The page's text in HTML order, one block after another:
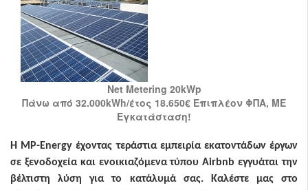
Net Metering 20kWp
Πάνω από 32.000kWh/έτος 18.650€ Επιπλέον ΦΠΑ, ΜΕ
Εγκατάσταση!
Η MP-Energy έχοντας τεράστια εμπειρία εκατοντάδων έργων
σε ξενοδοχεία και ενοικιαζόμενα τύπου Airbnb εγγυάται την
βέλτιστη λύση για το κατάλυμά σας. Καλέστε μας στο